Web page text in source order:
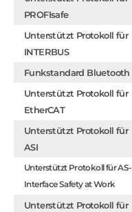
PROFIsafe
Unterstützt Protokoll für
INTERBUS
Funkstandard Bluetooth
Unterstützt Protokoll für
EtherCAT
Unterstützt Protokoll für
ASI
Unterstützt Protokoll für AS-
Interface Safety at Work
Unterstützt Protokoll für